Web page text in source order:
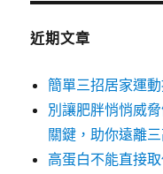
近期文章
簡單三招居家運
別讓肥胖悄悄威
關鍵，助你遠離
高蛋白不能直接